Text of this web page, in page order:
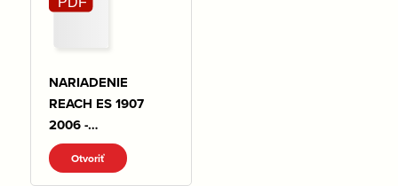
NARIADENIE
REACH ES 1907
2006 -
VYHLASENIE.pdf
Otvoriť